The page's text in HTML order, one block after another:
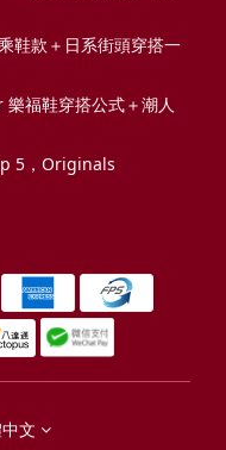
鞋款＋日系街頭穿搭一
福鞋穿搭公式＋潮人
5，Originals
文